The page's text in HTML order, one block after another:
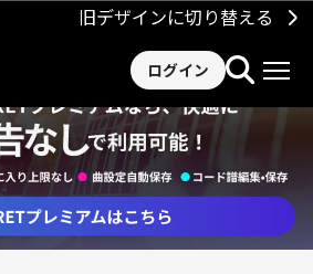
旧デザインに切り替える
ログイン